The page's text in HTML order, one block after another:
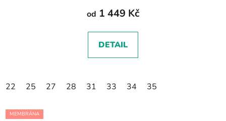
od 1 449 Kč
DETAIL
22 25 27 28 31 33 34 35
MEMBRÁNA